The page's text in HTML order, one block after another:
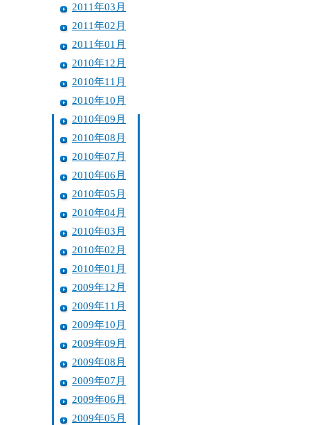
2011年03月
2011年02月
2011年01月
2010年12月
2010年11月
2010年10月
2010年09月
2010年08月
2010年07月
2010年06月
2010年05月
2010年04月
2010年03月
2010年02月
2010年01月
2009年12月
2009年11月
2009年10月
2009年09月
2009年08月
2009年07月
2009年06月
2009年05月